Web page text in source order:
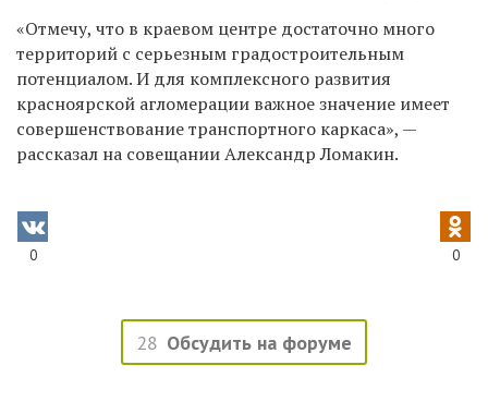
«Отмечу, что в краевом центре достаточно много
территорий с серьезным градостроительным
потенциалом. И для комплексного развития
красноярской агломерации важное значение имеет
совершенствование транспортного каркаса», —
рассказал на совещании Александр Ломакин.
0 0
28 Обсудить на форуме